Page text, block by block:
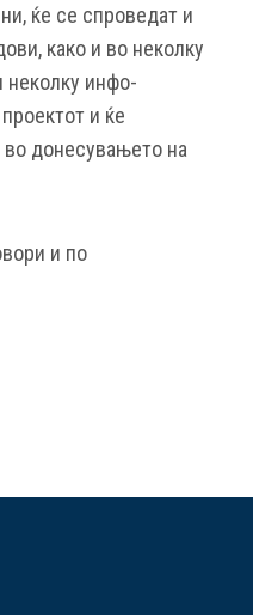
ќе се спроведат и
како и во неколку
неколку инфо-
и ќе
во донесувањето на
и по